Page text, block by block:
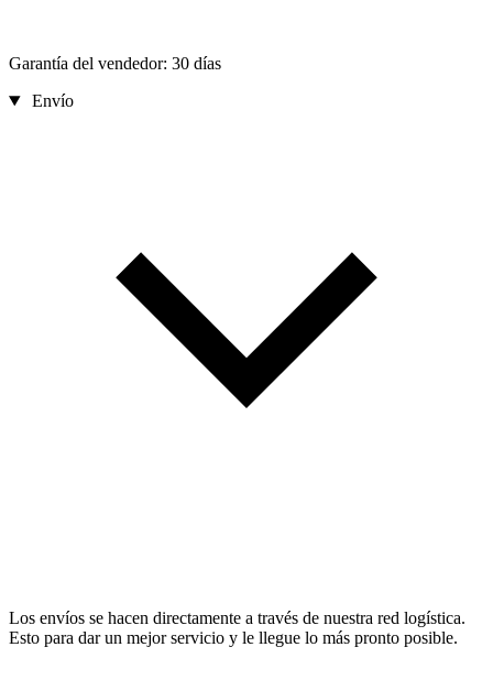
Garantía del vendedor: 30 días
Envío
Los envíos se hacen directamente a través de nuestra red logística.
Esto para dar un mejor servicio y le llegue lo más pronto posible.